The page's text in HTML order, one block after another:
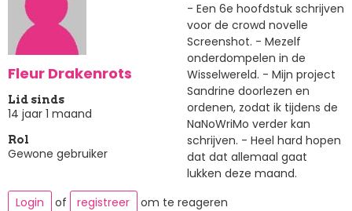
Fleur Drakenrots
Lid sinds
14 jaar 1 maand
Rol
Gewone gebruiker
- Een 6e hoofdstuk schrijven
voor de crowd novelle
Screenshot. - Mezelf
onderdompelen in de
Wisselwereld. - Mijn project
Sandrine doorlezen en
ordenen, zodat ik tijdens de
NaNoWriMo verder kan
schrijven. - Heel hard hopen
dat dat allemaal gaat
lukken deze maand.
Login
of registreer om te reageren